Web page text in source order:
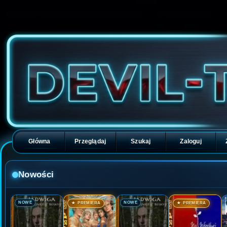
Główna Przeglądaj Szukaj Zaloguj
Nowości
🎬NOWE 🎬★ PREMIERA 🎬NOWE 🎬★ PREMIERA